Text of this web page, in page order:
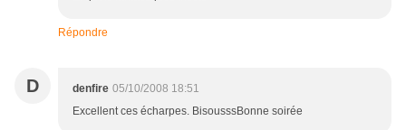
Répondre
D denfire 05/10/2008 18:51
Excellent ces écharpes. BisousssBonne soirée